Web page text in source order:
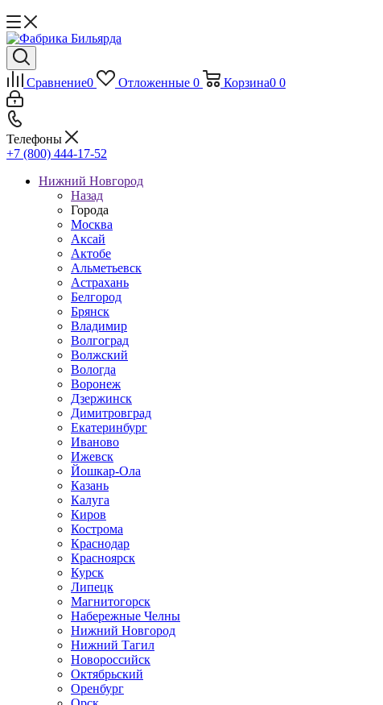
Сравнение0 Отложенные 0 Корзина0 0
Телефоны
+7 (800) 444-17-52
Нижний Новгород
Назад
Города
Москва
Аксай
Актобе
Альметьевск
Астрахань
Белгород
Брянск
Владимир
Волгоград
Волжский
Вологда
Воронеж
Дзержинск
Димитровград
Екатеринбург
Иваново
Ижевск
Йошкар-Ола
Казань
Калуга
Киров
Кострома
Краснодар
Красноярск
Курск
Липецк
Магнитогорск
Набережные Челны
Нижний Новгород
Нижний Тагил
Новороссийск
Октябрьский
Оренбург